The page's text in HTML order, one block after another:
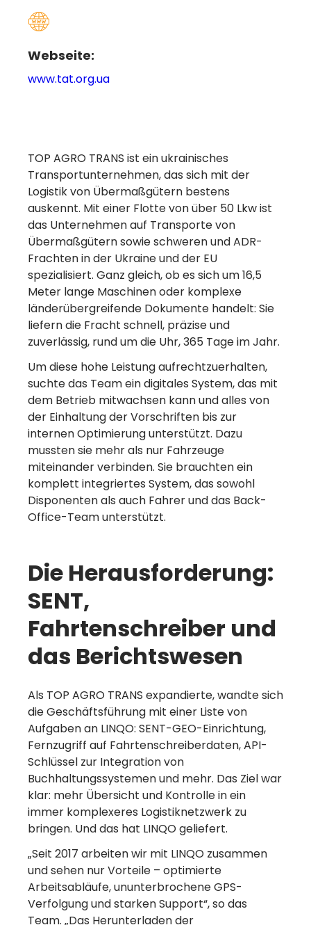
Webseite:
www.tat.org.ua
TOP AGRO TRANS ist ein ukrainisches
Transportunternehmen, das sich mit der
Logistik von Übermaßgütern bestens
auskennt. Mit einer Flotte von über 50 Lkw ist
das Unternehmen auf Transporte von
Übermaßgütern sowie schweren und ADR-
Frachten in der Ukraine und der EU
spezialisiert. Ganz gleich, ob es sich um 16,5
Meter lange Maschinen oder komplexe
länderübergreifende Dokumente handelt: Sie
liefern die Fracht schnell, präzise und
zuverlässig, rund um die Uhr, 365 Tage im Jahr.
Um diese hohe Leistung aufrechtzuerhalten,
suchte das Team ein digitales System, das mit
dem Betrieb mitwachsen kann und alles von
der Einhaltung der Vorschriften bis zur
internen Optimierung unterstützt. Dazu
mussten sie mehr als nur Fahrzeuge
miteinander verbinden. Sie brauchten ein
komplett integriertes System, das sowohl
Disponenten als auch Fahrer und das Back-
Office-Team unterstützt.
Die Herausforderung:
SENT,
Fahrtenschreiber und
das Berichtswesen
Als TOP AGRO TRANS expandierte, wandte sich
die Geschäftsführung mit einer Liste von
Aufgaben an LINQO: SENT-GEO-Einrichtung,
Fernzugriff auf Fahrtenschreiberdaten, API-
Schlüssel zur Integration von
Buchhaltungssystemen und mehr. Das Ziel war
klar: mehr Übersicht und Kontrolle in ein
immer komplexeres Logistiknetzwerk zu
bringen. Und das hat LINQO geliefert.
„Seit 2017 arbeiten wir mit LINQO zusammen
und sehen nur Vorteile – optimierte
Arbeitsabläufe, ununterbrochene GPS-
Verfolgung und starken Support“, so das
Team. „Das Herunterladen der